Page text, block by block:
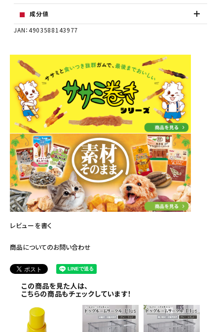
成分値
JAN：4903588143977
レビューを書く
商品についてのお問い合わせ
この商品を見た人は、
こちらの商品もチェックしています！